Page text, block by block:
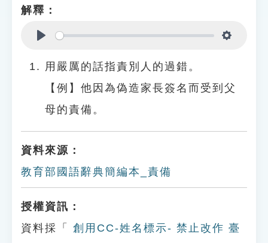
解釋：
用嚴厲的話指責別人的過錯。
【例】他因為偽造家長簽名而受到父
母的責備。
資料來源：
教育部國語辭典簡編本_責備
授權資訊：
資料採「
創用CC-姓名標示- 禁止改作 臺